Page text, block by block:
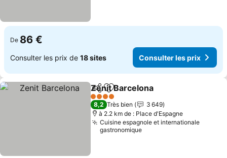
De 86 €
Consulter les prix de 18 sites Consulter les prix
PartagerAjouter à mes favoris
Zenit Barcelona
4 Étoiles
8,2 Très bien
3 649
à 2.2 km de : Place d'Espagne
Cuisine espagnole et internationale
gastronomique